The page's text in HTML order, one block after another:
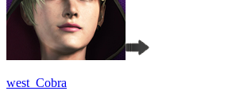
west_Cobra